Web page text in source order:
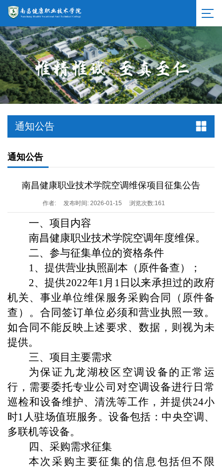
通知公告
通知公告
南昌健康职业技术学院空调维保项目征集公告
作者: 发布时间: 2026-01-15 浏览次数:161
一、项目内容
南昌健康职业技术学院空调年度维保。
二、参与征集单位的资格条件
1、提供营业执照副本（原件备查）；
2、提供2022年1月1日以来承担过的政府
机关、事业单位维保服务采购合同（原件备
查）。合同签订单位必须和营业执照一致。
如合同不能反映上述要求、数据，则视为未
提供。
三、项目主要需求
为保证九龙湖校区空调设备的正常运
行，需要委托专业公司对空调设备进行日常
巡检和设备维护、清洗等工作，并提供24小
时1人驻场值班服务。设备包括：中央空调、
多联机等设备。
四、采购需求征集
本次采购主要征集的信息包括但不限